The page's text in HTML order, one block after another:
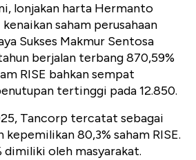
lonjakan harta Hermanto
saham perusahaan
Sukses Makmur Sentosa
berjalan terbang 870,59%
RISE bahkan sempat
tertinggi pada 12.850.
Tancorp tercatat sebagai
kepemilikan 80,3% saham RISE.
dimiliki oleh masyarakat.